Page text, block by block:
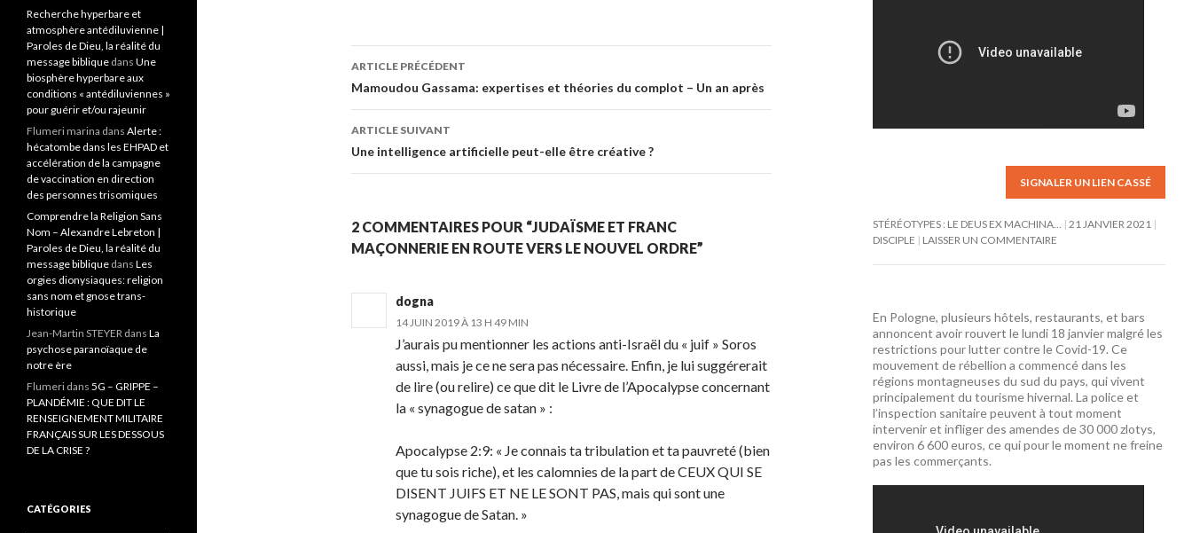
Navigation des articles
ARTICLE PRÉCÉDENT
Mamoudou Gassama: expertises et théories du complot – Un an après
ARTICLE SUIVANT
Une intelligence artificielle peut-elle être créative ?
2 COMMENTAIRES POUR “JUDAÏSME ET FRANC
MAÇONNERIE EN ROUTE VERS LE NOUVEL ORDRE”
dogna
14 JUIN 2019 À 13 H 49 MIN
J’aurais pu mentionner les actions anti-Israël du « juif » Soros
aussi, mais je ce ne sera pas nécessaire. Enfin, je lui suggérerait
de lire (ou relire) ce que dit le Livre de l’Apocalypse concernant
la « synagogue de satan » :
Apocalypse 2:9: « Je connais ta tribulation et ta pauvreté (bien
que tu sois riche), et les calomnies de la part de CEUX QUI SE
DISENT JUIFS ET NE LE SONT PAS, mais qui sont une
synagogue de Satan. »
SIGNALER UN LIEN CASSÉ
STÉRÉOTYPES : LE DEUS EX MACHINA… 21 JANVIER 2021
DISCIPLE
LAISSER UN COMMENTAIRE
En Pologne, plusieurs hôtels, restaurants, et bars
annoncent avoir rouvert le lundi 18 janvier malgré les
restrictions pour lutter contre le Covid-19. Ce
mouvement de rébellion a commencé dans les
régions montagneuses du sud du pays, qui vivent
principalement du tourisme hivernal. La police et
l’inspection sanitaire peuvent à tout moment
intervenir et infliger des amendes de 30 000 zlotys,
environ 6 600 euros, ce qui pour le moment ne freine
pas les commerçants.
Recherche hyperbare et
atmosphère antédiluvienne |
Paroles de Dieu, la réalité du
message biblique dans Une
biosphère hyperbare aux
conditions « antédiluviennes »
pour guérir et/ou rajeunir
Flumeri marina dans Alerte :
hécatombe dans les EHPAD et
accélération de la campagne
de vaccination en direction
des personnes trisomiques
Comprendre la Religion Sans
Nom – Alexandre Lebreton |
Paroles de Dieu, la réalité du
message biblique dans Les
orgies dionysiaques: religion
sans nom et gnose trans-
historique
Jean-Martin STEYER dans La
psychose paranoïaque de
notre ère
Flumeri dans 5G – GRIPPE –
PLANDÉMIE : QUE DIT LE
RENSEIGNEMENT MILITAIRE
FRANÇAIS SUR LES DESSOUS
DE LA CRISE ?
CATÉGORIES